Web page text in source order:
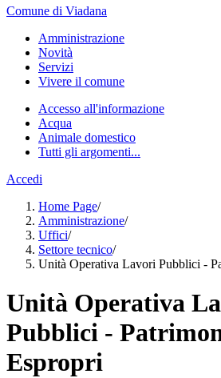
Comune di Viadana
Amministrazione
Novità
Servizi
Vivere il comune
Accesso all'informazione
Acqua
Animale domestico
Tutti gli argomenti...
Accedi
Home Page/
Amministrazione/
Uffici/
Settore tecnico/
Unità Operativa Lavori Pubblici -
Unità Operativa
Pubblici -
Espropri